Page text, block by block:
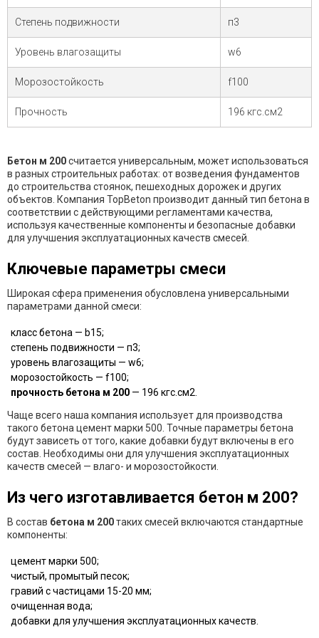
Степень подвижности п3
Уровень влагозащиты w6
Морозостойкость f100
Прочность 196 кгс.см2
Бетон м 200считается универсальным, может использоваться
в разных строительных работах: от возведения фундаментов
до строительства стоянок, пешеходных дорожек и других
объектов. Компания TopBeton производит данный тип бетона в
соответствии с действующими регламентами качества,
используя качественные компоненты и безопасные добавки
для улучшения эксплуатационных качеств смесей.
Ключевые параметры смеси
Широкая сфера применения обусловлена универсальными
параметрами данной смеси:
класс бетона — b15;
степень подвижности — п3;
уровень влагозащиты — w6;
морозостойкость — f100;
прочность бетона м 200 — 196 кгс.см2.
Чаще всего наша компания использует для производства
такого бетона цемент марки 500. Точные параметры бетона
будут зависеть от того, какие добавки будут включены в его
состав. Необходимы они для улучшения эксплуатационных
качеств смесей — влаго- и морозостойкости.
Из чего изготавливается бетон м 200?
В состав бетона м 200таких смесей включаются стандартные
компоненты:
цемент марки 500;
чистый, промытый песок;
гравий с частицами 15-20 мм;
очищенная вода;
добавки для улучшения эксплуатационных качеств.